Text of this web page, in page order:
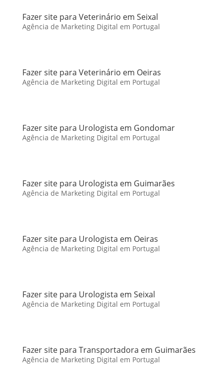
Fazer site para Veterinário em Seixal
Agência de Marketing Digital em Portugal
Fazer site para Veterinário em Oeiras
Agência de Marketing Digital em Portugal
Fazer site para Urologista em Gondomar
Agência de Marketing Digital em Portugal
Fazer site para Urologista em Guimarães
Agência de Marketing Digital em Portugal
Fazer site para Urologista em Oeiras
Agência de Marketing Digital em Portugal
Fazer site para Urologista em Seixal
Agência de Marketing Digital em Portugal
Fazer site para Transportadora em Guimarães
Agência de Marketing Digital em Portugal